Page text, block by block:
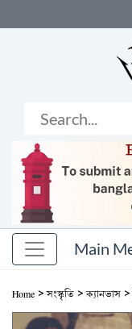
Home > সংস্কৃতি > ক্যানভাস >